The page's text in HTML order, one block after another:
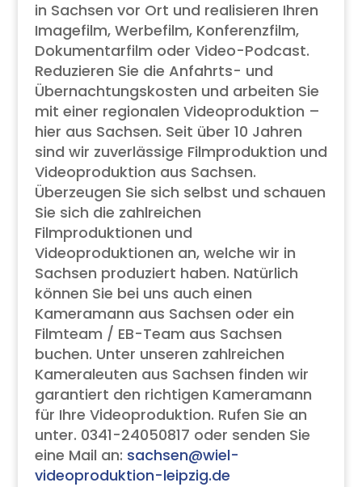
in Sachsen vor Ort und realisieren Ihren
Imagefilm, Werbefilm, Konferenzfilm,
Dokumentarfilm oder Video-Podcast.
Reduzieren Sie die Anfahrts- und
Übernachtungskosten und arbeiten Sie
mit einer regionalen Videoproduktion –
hier aus Sachsen. Seit über 10 Jahren
sind wir zuverlässige Filmproduktion und
Videoproduktion aus Sachsen.
Überzeugen Sie sich selbst und schauen
Sie sich die zahlreichen
Filmproduktionen und
Videoproduktionen an, welche wir in
Sachsen produziert haben. Natürlich
können Sie bei uns auch einen
Kameramann aus Sachsen oder ein
Filmteam / EB-Team aus Sachsen
buchen. Unter unseren zahlreichen
Kameraleuten aus Sachsen finden wir
garantiert den richtigen Kameramann
für Ihre Videoproduktion. Rufen Sie an
unter. 0341-24050817 oder senden Sie
eine Mail an: sachsen@wiel-
videoproduktion-leipzig.de